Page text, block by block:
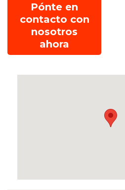
Pónte en
contacto con
nosotros
ahora